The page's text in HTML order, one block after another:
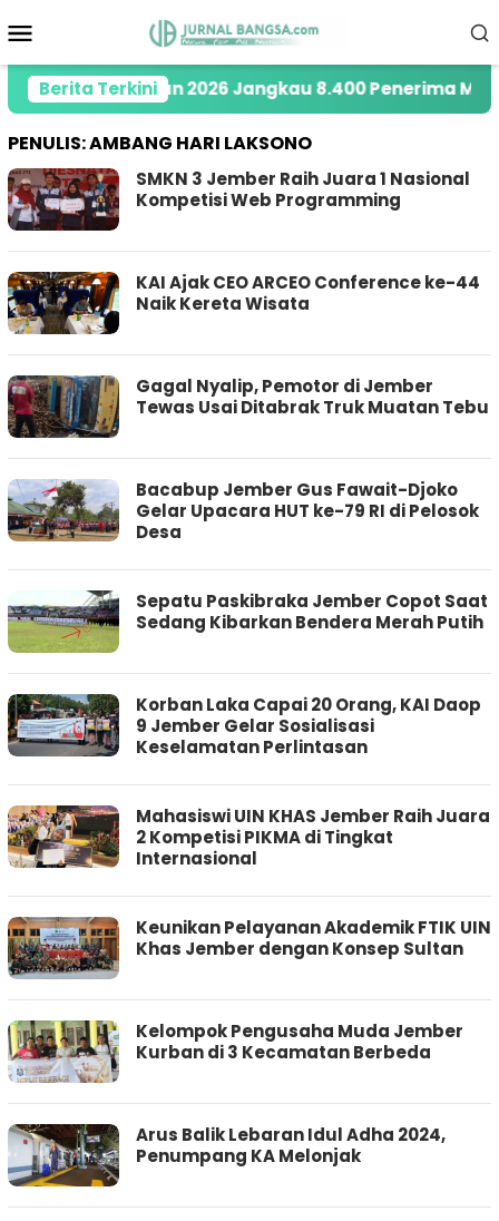
ke
Mobile
Berita Terkini
di Tahun 2026 Jangkau 8.400 Penerima Manfaat
PENULIS:AMBANG HARI LAKSONO
SMKN 3 Jember Raih Juara 1 Nasional
Kompetisi Web Programming
KAI Ajak CEO ARCEO Conference ke-44
Naik Kereta Wisata
Gagal Nyalip, Pemotor di Jember
Tewas Usai Ditabrak Truk Muatan Tebu
Bacabup Jember Gus Fawait-Djoko
Gelar Upacara HUT ke-79 RI di Pelosok
Desa
Sepatu Paskibraka Jember Copot Saat
Sedang Kibarkan Bendera Merah Putih
Korban Laka Capai 20 Orang, KAI Daop
9 Jember Gelar Sosialisasi
Keselamatan Perlintasan
Mahasiswi UIN KHAS Jember Raih Juara
2 Kompetisi PIKMA di Tingkat
Internasional
Keunikan Pelayanan Akademik FTIK UIN
Khas Jember dengan Konsep Sultan
Kelompok Pengusaha Muda Jember
Kurban di 3 Kecamatan Berbeda
Arus Balik Lebaran Idul Adha 2024,
Penumpang KA Melonjak